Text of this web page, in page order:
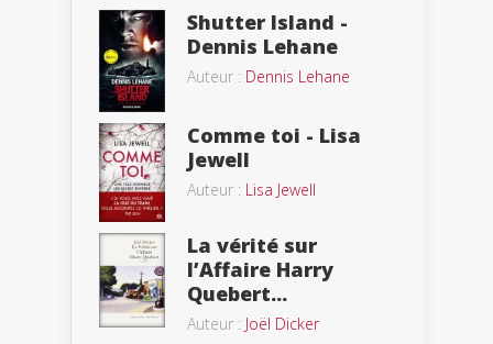
Shutter Island -
Dennis Lehane
Auteur : Dennis Lehane
Comme toi - Lisa
Jewell
Auteur : Lisa Jewell
La vérité sur
l’Affaire Harry
Quebert...
Auteur : Joël Dicker